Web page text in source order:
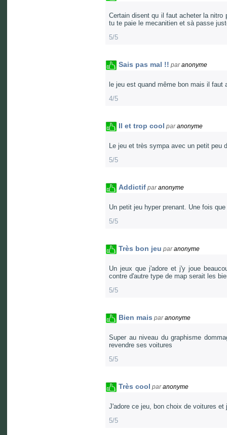
Certain disent qu il faut acheter la
tu te paie le mecanitien et sà passe
5/5
Sais pas mal !! paranonyme
le jeu est quand même bon mais il
4/5
Il et trop cool paranonyme
Le jeu et très sympa avec un petit peu
5/5
Addictif paranonyme
Un petit jeu hyper prenant. Une fois
5/5
Très bon jeu paranonyme
Un jeux que j'adore et j'y joue
contre d'autre type de map serait les
5/5
Bien mais paranonyme
Super au niveau du graphisme
revendre ses voitures
5/5
Très cool paranonyme
J'adore ce jeu, bon choix de voitures
5/5